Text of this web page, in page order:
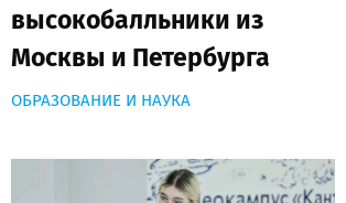
высокобалльники из
Москвы и Петербурга
ОБРАЗОВАНИЕ И НАУКА